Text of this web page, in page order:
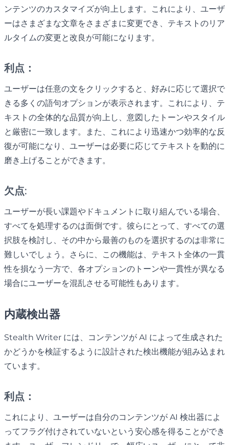
ンテンツのカスタマイズが向上します。これにより、ユーザ
ーはさまざまな文章をさまざまに変更でき、テキストのリア
ルタイムの変更と改良が可能になります。
利点：
ユーザーは任意の文をクリックすると、好みに応じて選択で
きる多くの語句オプションが表示されます。これにより、テ
キストの全体的な品質が向上し、意図したトーンやスタイル
と厳密に一致します。また、これにより迅速かつ効率的な反
復が可能になり、ユーザーは必要に応じてテキストを動的に
磨き上げることができます。
欠点:
ユーザーが長い課題やドキュメントに取り組んでいる場合、
すべてを処理するのは面倒です。彼らにとって、すべての選
択肢を検討し、その中から最善のものを選択するのは非常に
難しいでしょう。さらに、この機能は、テキスト全体の一貫
性を損なう一方で、各オプションのトーンや一貫性が異なる
場合にユーザーを混乱させる可能性もあります。
内蔵検出器
Stealth Writer には、コンテンツが AI によって生成された
かどうかを検証するように設計された検出機能が組み込まれ
ています。
利点：
これにより、ユーザーは自分のコンテンツが AI 検出器によ
ってフラグ付けされていないという安心感を得ることができ